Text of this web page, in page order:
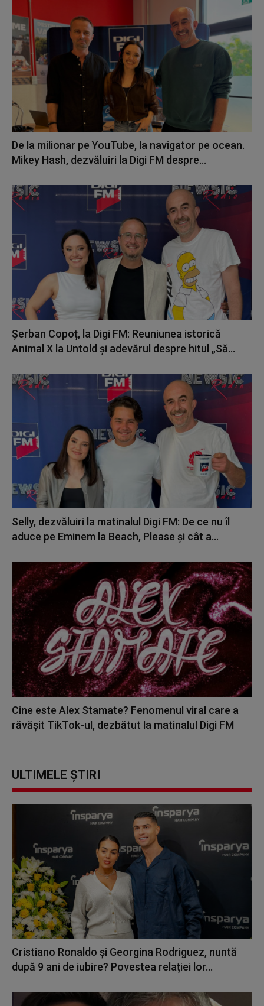
De la milionar pe YouTube, la navigator pe ocean.
Mikey Hash, dezvăluiri la Digi FM despre...
Șerban Copoț, la Digi FM: Reuniunea istorică
Animal X la Untold și adevărul despre hitul „Să...
Selly, dezvăluiri la matinalul Digi FM: De ce nu îl
aduce pe Eminem la Beach, Please și cât a...
Cine este Alex Stamate? Fenomenul viral care a
răvășit TikTok-ul, dezbătut la matinalul Digi FM
ULTIMELE ȘTIRI
Cristiano Ronaldo și Georgina Rodriguez, nuntă
după 9 ani de iubire? Povestea relației lor...